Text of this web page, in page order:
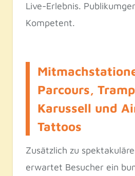
Live-Erlebnis.
Kompetent.
Parcours,
Karussell und
Tattoos
Zusätzlich zu
erwartet Besucher ein